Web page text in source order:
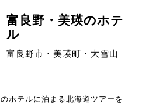
富良野・美瑛のホテ
ル
富良野市・美瑛町・大雪山
ホテルに泊まる北海道ツアーを